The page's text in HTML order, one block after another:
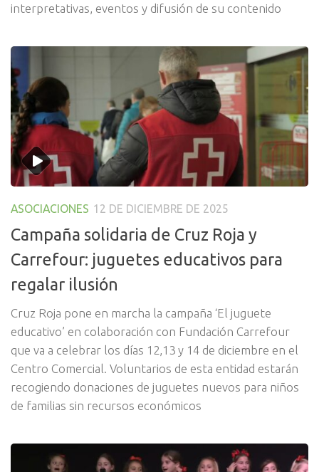
interpretativas, eventos y difusión de su contenido
ASOCIACIONES 12 DE DICIEMBRE DE 2025
Campaña solidaria de Cruz Roja y
Carrefour: juguetes educativos para
regalar ilusión
Cruz Roja pone en marcha la campaña ‘El juguete
educativo’ en colaboración con Fundación Carrefour
que va a celebrar los días 12,13 y 14 de diciembre en el
Centro Comercial. Voluntarios de esta entidad estarán
recogiendo donaciones de juguetes nuevos para niños
de familias sin recursos económicos